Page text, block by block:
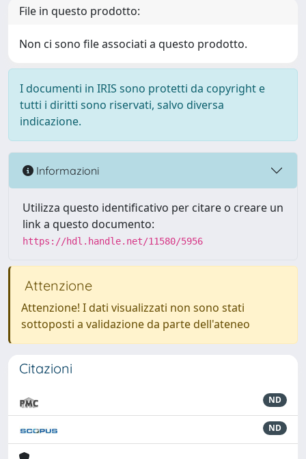
File in questo prodotto:
Non ci sono file associati a questo prodotto.
I documenti in IRIS sono protetti da copyright e
tutti i diritti sono riservati, salvo diversa
indicazione.
Informazioni
Utilizza questo identificativo per citare o creare un
link a questo documento:
https://hdl.handle.net/11580/5956
Attenzione
Attenzione! I dati visualizzati non sono stati
sottoposti a validazione da parte dell'ateneo
Citazioni
ND
ND